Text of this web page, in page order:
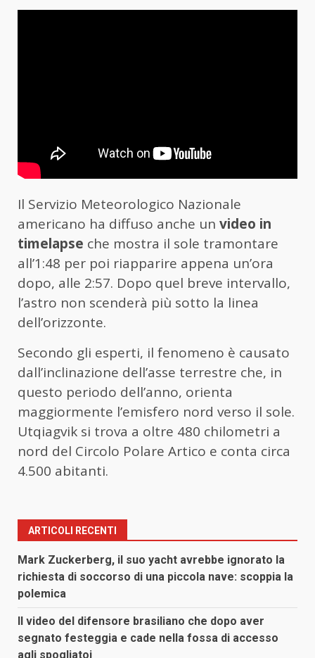
Il Servizio Meteorologico Nazionale
americano ha diffuso anche un video in
timelapse che mostra il sole tramontare
all’1:48 per poi riapparire appena un’ora
dopo, alle 2:57. Dopo quel breve intervallo,
l’astro non scenderà più sotto la linea
dell’orizzonte.
Secondo gli esperti, il fenomeno è causato
dall’inclinazione dell’asse terrestre che, in
questo periodo dell’anno, orienta
maggiormente l’emisfero nord verso il sole.
Utqiagvik si trova a oltre 480 chilometri a
nord del Circolo Polare Artico e conta circa
4.500 abitanti.
ARTICOLI RECENTI
Mark Zuckerberg, il suo yacht avrebbe ignorato la
richiesta di soccorso di una piccola nave: scoppia la
polemica
Il video del difensore brasiliano che dopo aver
segnato festeggia e cade nella fossa di accesso
agli spogliatoi